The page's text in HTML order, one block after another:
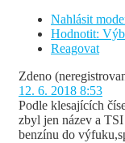
Nahlásit
Hodnotit:
Reagovat
Zdeno
12. 6. 2018 8:53
Podle klesajících
zbyl jen název a
benzínu do